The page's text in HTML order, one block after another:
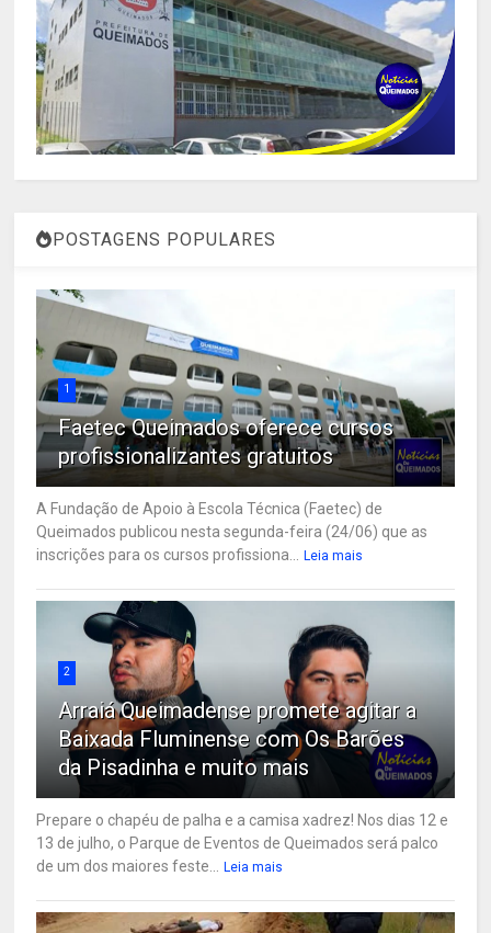
POSTAGENS POPULARES
1
Faetec Queimados oferece cursos
profissionalizantes gratuitos
A Fundação de Apoio à Escola Técnica (Faetec) de
Queimados publicou nesta segunda-feira (24/06) que as
inscrições para os cursos profissiona...
Leia mais
2
Arraiá Queimadense promete agitar a
Baixada Fluminense com Os Barões
da Pisadinha e muito mais
Prepare o chapéu de palha e a camisa xadrez! Nos dias 12 e
13 de julho, o Parque de Eventos de Queimados será palco
de um dos maiores feste...
Leia mais